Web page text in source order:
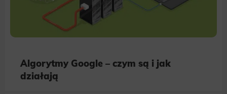
Algorytmy Google – czym są i jak
działają